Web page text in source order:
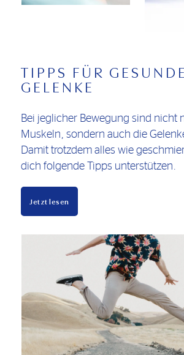
TIPPS FÜR GESUNDE
GELENKE
Bei jeglicher Bewegung sind nicht
Muskeln, sondern auch die
Damit trotzdem alles wie
dich folgende Tipps unterstützen.
Jetzt lesen